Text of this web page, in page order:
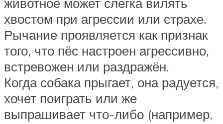
хвостом при агрессии или страхе.
Рычание проявляется как признак
того, что пёс настроен агрессивно,
встревожен или раздражён.
Когда собака прыгает, она радуется,
хочет поиграть или же
выпрашивает что-либо (например,